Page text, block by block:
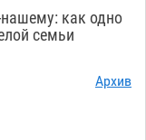
изрешетила
06.08
Шереметьево
как одно
семьи
Архив